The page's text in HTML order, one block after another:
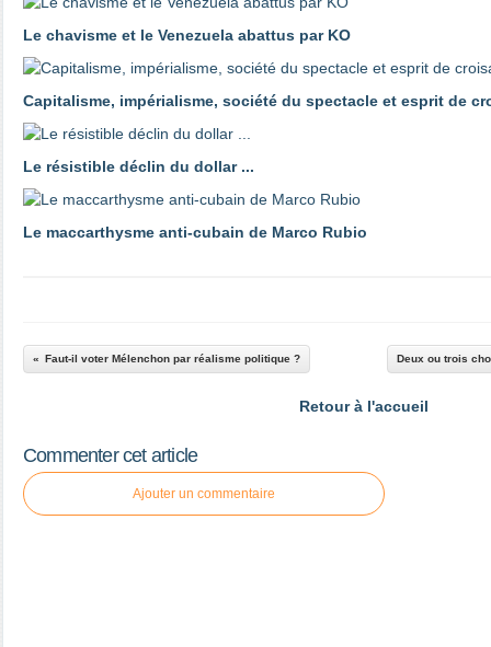
Le chavisme et le Venezuela abattus par KO
Capitalisme, impérialisme, société du spectacle et esprit de
Le résistible déclin du dollar ...
Le maccarthysme anti-cubain de Marco Rubio
Faut-il voter Mélenchon par réalisme politique ? Deux ou trois
Retour à l'accueil
Commenter cet article
Ajouter un commentaire